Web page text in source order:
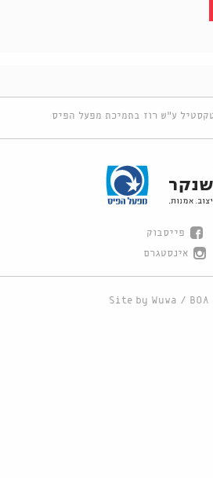
ע"ש רוז בתמיכת מפעל הפיס
פייסבוק
אינסטגרם
Site by Wuwa /